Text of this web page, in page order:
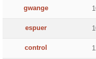
gwange
espuer
control